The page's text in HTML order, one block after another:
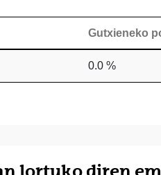
Gutxieneko
0.0 %